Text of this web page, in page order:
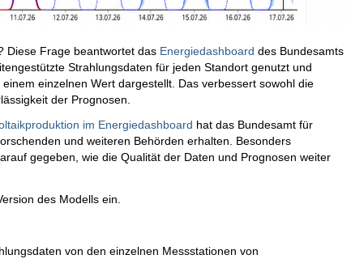
Diese Frage beantwortet das Energiedashboard des Bundesamts
Strahlungsdaten für jeden Standort genutzt und
einzelnen Wert dargestellt. Das verbessert sowohl die
der Prognosen.
im Energiedashboard hat das Bundesamt für
und weiteren Behörden erhalten. Besonders
gegeben, wie die Qualität der Daten und Prognosen weiter
des Modells ein.
von den einzelnen Messstationen von